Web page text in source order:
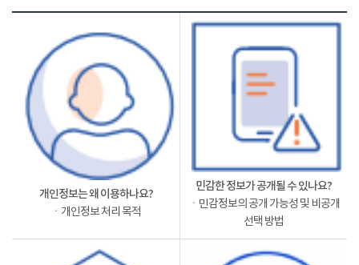
개인정보는 왜 이용하나요?
ㆍ개인정보 처리 목적
민감한 정보가 공개될 수 있나요?
ㆍ민감정보의 공개 가능성 및 비공개
선택 방법